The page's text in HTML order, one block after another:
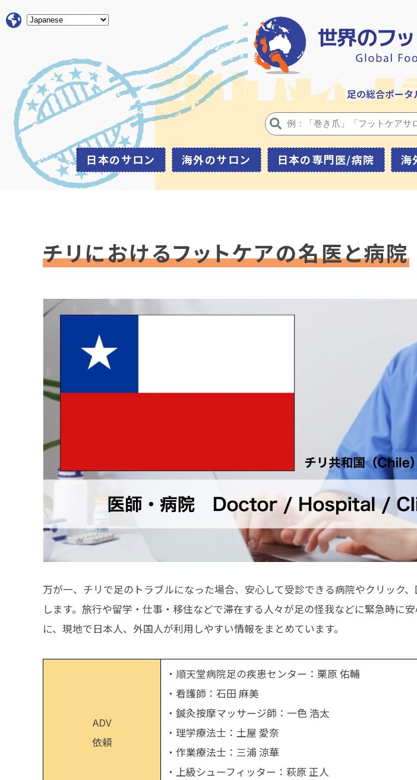
足の総合ポータ
日本のサロン 海外のサロン 日本の専門医/病院 海
チリにおけるフットケアの名医と病院
万が一、チリで足のトラブルになった場合、安心して受診できる病院やクリック
します。旅行や留学・仕事・移住などで滞在する人々が足の怪我などに緊急時に
に、現地で日本人、外国人が利用しやすい情報をまとめています。
ADV
依頼
・順天堂病院足の疾患センター：栗原 佑輔
・看護師：石田 麻美
・鍼灸按摩マッサージ師：一色 浩太
・理学療法士：土屋 愛奈
・作業療法士：三浦 涼華
・上級シューフィッター：萩原 正人